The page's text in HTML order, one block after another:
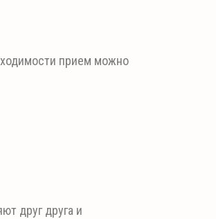
прием можно
друг друга и